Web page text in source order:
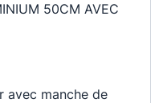
50CM AVEC
avec manche de